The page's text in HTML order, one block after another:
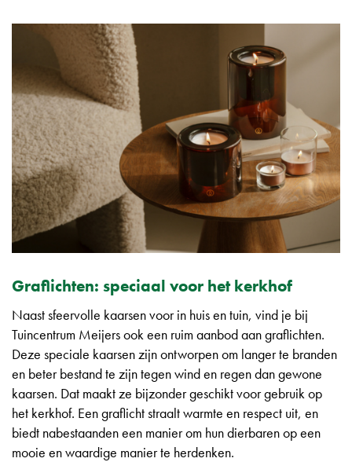
Graflichten: speciaal voor het kerkhof
Naast sfeervolle kaarsen voor in huis en tuin, vind je bij
Tuincentrum Meijers ook een ruim aanbod aan graflichten.
Deze speciale kaarsen zijn ontworpen om langer te branden
en beter bestand te zijn tegen wind en regen dan gewone
kaarsen. Dat maakt ze bijzonder geschikt voor gebruik op
het kerkhof. Een graflicht straalt warmte en respect uit, en
biedt nabestaanden een manier om hun dierbaren op een
mooie en waardige manier te herdenken.